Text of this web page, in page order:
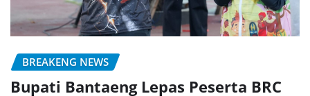
BREAKENG NEWS
Bupati Bantaeng Lepas Peserta BRC